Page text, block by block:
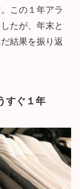
この１年アラ
たが、年末と
結果を振り返
すぐ１年